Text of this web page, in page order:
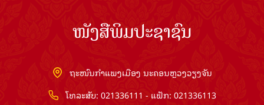
ໜັງສືພິມປະຊາຊົນ
ຖະໜົນກຳແພງເມືອງ ນະຄອນຫຼວງວຽງຈັນ
ໂທລະສັບ: 021336111 - ແຟັກ: 021336113